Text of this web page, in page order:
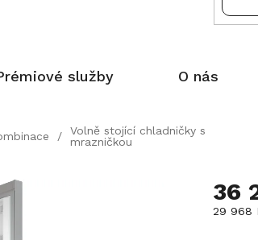
služby O nás
/
Volně stojící chladničky s
mrazničkou
36
29 968